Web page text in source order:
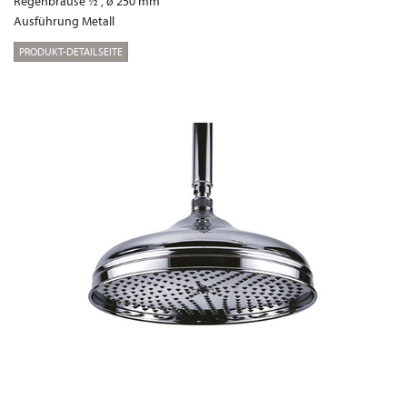
Ausführung Metall
PRODUKT-DETAILSEITE